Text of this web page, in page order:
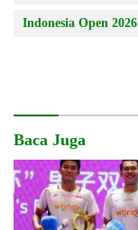
Indonesia Open 2026
Baca Juga